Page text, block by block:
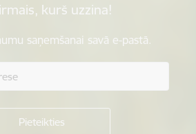
kurš uzzina!
saņemšanai savā e-pastā.